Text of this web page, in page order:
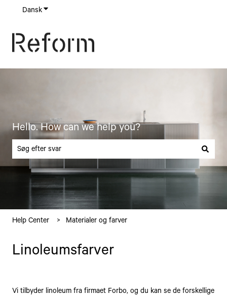
DanskVis undermenu for oversættelser
Hello. How can we help you?
Der er ingen forslag, da søgefeltet er tomt.
Help Center Materialer og farver
Linoleumsfarver
Vi tilbyder linoleum fra firmaet Forbo, og du kan se de forskellige